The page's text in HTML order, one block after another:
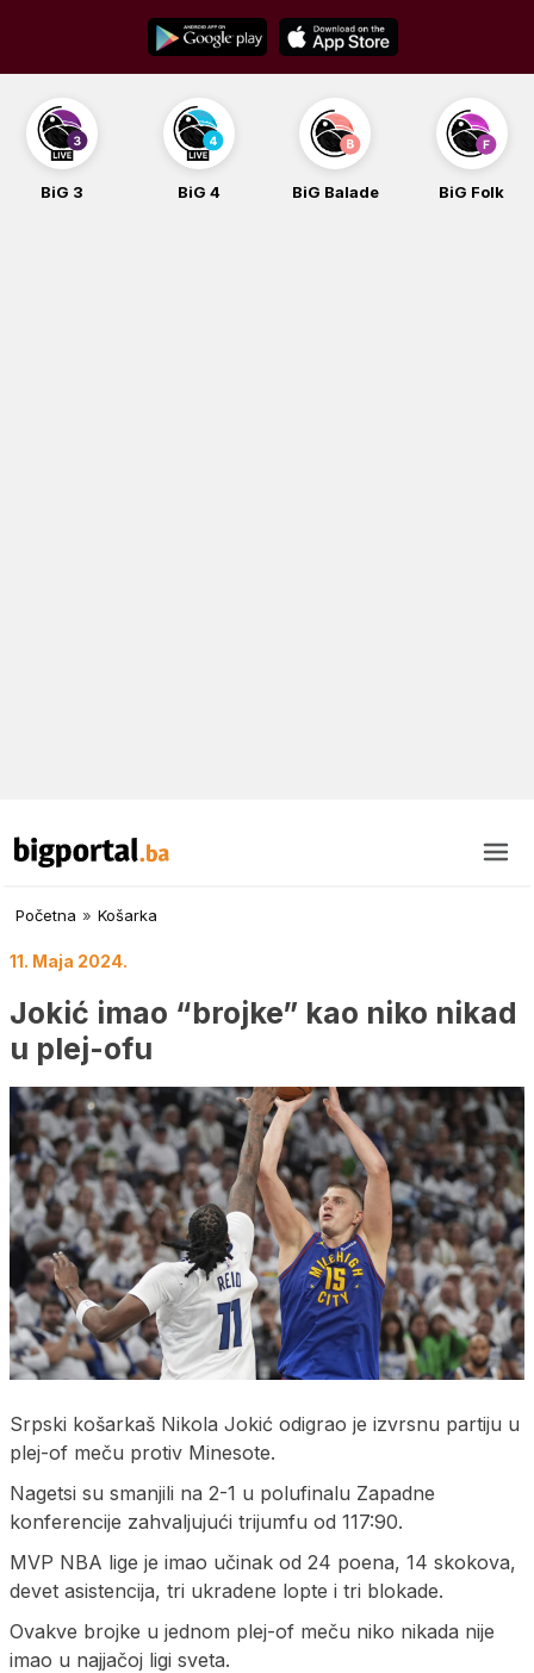
content
BiG 3 BiG 4 BiG Balade BiG Folk
Početna » Košarka
11. Maja 2024.
Jokić imao “brojke” kao niko nikad
u plej-ofu
Srpski košarkaš Nikola Jokić odigrao je izvrsnu partiju u
plej-of meču protiv Minesote.
Nagetsi su smanjili na 2-1 u polufinalu Zapadne
konferencije zahvaljujući trijumfu od 117:90.
MVP NBA lige je imao učinak od 24 poena, 14 skokova,
devet asistencija, tri ukradene lopte i tri blokade.
Ovakve brojke u jednom plej-of meču niko nikada nije
imao u najjačoj ligi sveta.